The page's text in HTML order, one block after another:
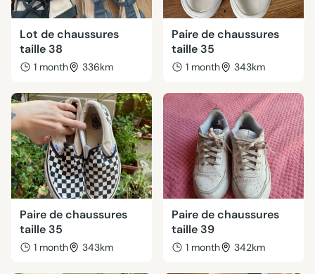
Lot de chaussures
taille 38
1 month 336km
Paire de chaussures
taille 35
1 month 343km
Paire de chaussures
taille 35
1 month 343km
Paire de chaussures
taille 39
1 month 342km